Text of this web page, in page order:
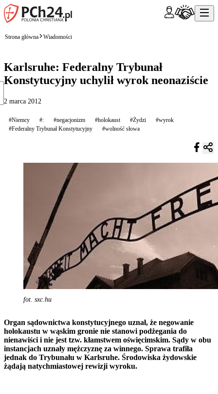
Strona główna Wiadomości
Karlsruhe: Federalny Trybunał
Konstytucyjny uchylił wyrok neonaziście
2 marca 2012
#Niemcy #: #negacjonizm #holokaust #Żydzi
#wyrok
#Federalny Trybunał Konstytucyjny
#wolność słowa
fot. sxc.hu
Organ sądownictwa konstytucyjnego uznał, że negowanie
holokaustu w wąskim gronie nie stanowi podżegania do
nienawiści i nie jest tzw. kłamstwem oświęcimskim. Sądy w obu
instancjach uznały mężczyznę za winnego. Sprawa trafiła
jednak do Trybunału w Karlsruhe. Środowiska żydowskie
żądają natychmiastowej rewizji wyroku.